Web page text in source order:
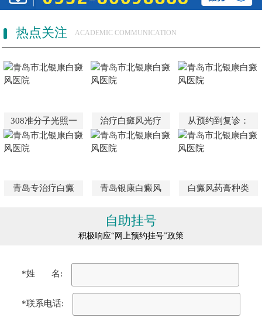
热点关注 ACADEMIC COMMUNICATION
308准分子光照一 治疗白癜风光疗 从预约到复诊：
青岛专治疗白癜 青岛银康白癜风 白癜风药膏种类
自助挂号
积极响应“网上预约挂号”政策
*姓 名:
*联系电话: